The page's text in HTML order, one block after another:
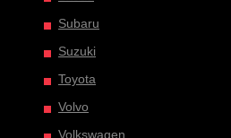
Subaru
Suzuki
Toyota
Volvo
Volkswagen